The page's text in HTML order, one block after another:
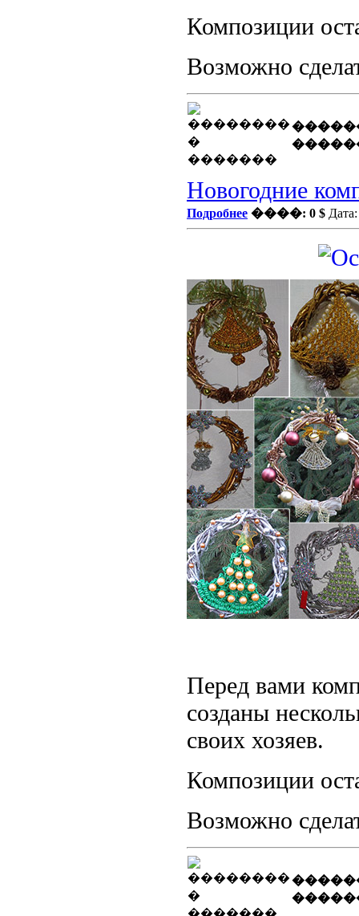
Композиции
Возможно
Новогодние
Подробнее ����: 0 $
Перед вами
созданы
своих хозяев.
Композиции
Возможно